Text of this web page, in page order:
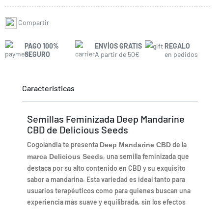
Compartir
PAGO 100%
SEGURO
ENVÍOS GRATIS
A partir de 50€
REGALO
en pedidos
Caracteristicas
Semillas Feminizada Deep Mandarine
CBD de Delicious Seeds
Cogolandia te presenta Deep Mandarine CBDde la
marca Delicious Seeds, una semilla feminizada que
destaca por su alto contenido en CBD y su exquisito
sabor a mandarina. Esta variedad es ideal tanto para
usuarios terapéuticos como para quienes buscan una
experiencia más suave y equilibrada, sin los efectos